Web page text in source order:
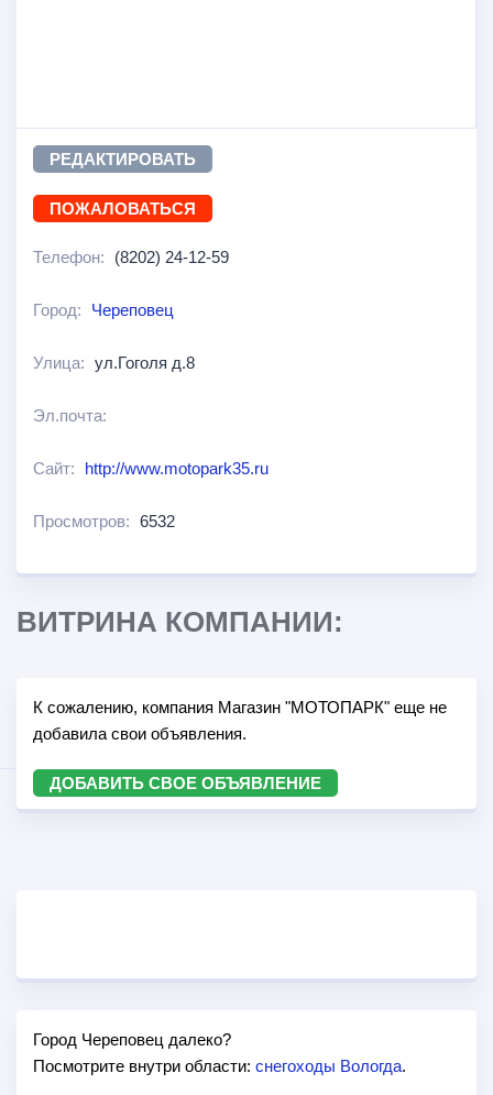
РЕДАКТИРОВАТЬ
ПОЖАЛОВАТЬСЯ
Телефон: (8202) 24-12-59
Город: Череповец
Улица: ул.Гоголя д.8
Эл.почта:
Сайт: http://www.motopark35.ru
Просмотров: 6532
ВИТРИНА КОМПАНИИ:
К сожалению, компания Магазин "МОТОПАРК" еще не
добавила свои объявления.
ДОБАВИТЬ СВОЕ ОБЪЯВЛЕНИЕ
Город Череповец далеко?
Посмотрите внутри области: снегоходы Вологда.